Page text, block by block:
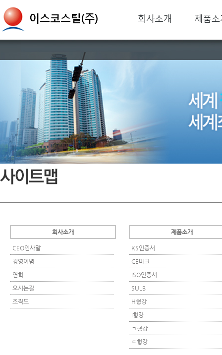
회사소개
CEO인사말
경영이념
연혁
오시는길
조직도
제품소개
KS인증서
CE마크
ISO인증서
SULB
H형강
I형강
ㄱ형강
ㄷ형강